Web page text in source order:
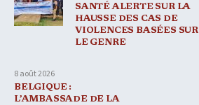
SANTÉ ALERTE SUR LA
HAUSSE DES CAS DE
VIOLENCES BASÉES SUR
LE GENRE
8 août 2026
BELGIQUE :
L’AMBASSADE DE LA